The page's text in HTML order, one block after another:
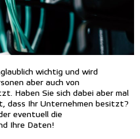
wichtig und wird
aber auch von
Haben Sie sich dabei aber mal
dass Ihr Unternehmen besitzt?
eventuell die
Ihre Daten!